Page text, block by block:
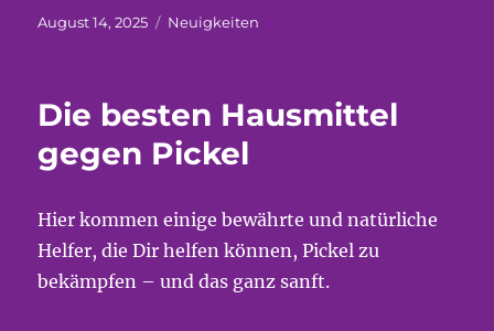
Veröffentlicht
August 14, 2025 Kategorien
Neuigkeiten
Die besten Hausmittel
gegen Pickel
Hier kommen einige bewährte und natürliche
Helfer, die Dir helfen können, Pickel zu
bekämpfen – und das ganz sanft.